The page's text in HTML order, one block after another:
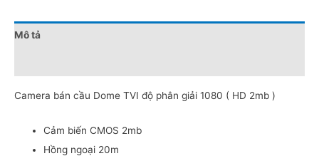
Mô tả
Camera bán cầu Dome TVI độ phân giải 1080 ( HD 2mb )
Cảm biến CMOS 2mb
Hồng ngoại 20m